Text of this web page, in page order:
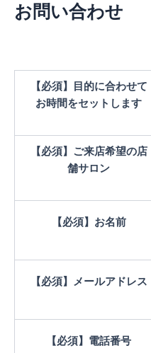
お問い合わせ
【必須】
目的に合わせて
お時間をセットします
【必須】 ご来店希望の店
舗サロン
【必須】 お名前
【必須】 メールアドレス
【必須】 電話番号